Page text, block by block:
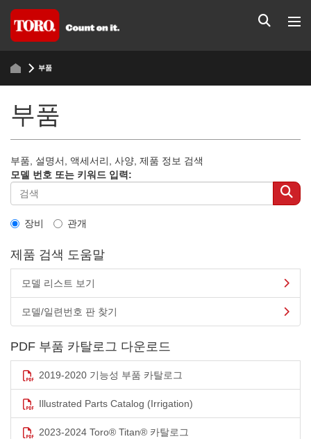
부품
부품
부품, 설명서, 액세서리, 사양, 제품 정보 검색
모델 번호 또는 키워드 입력:
장비 관개
제품 검색 도움말
모델 리스트 보기
모델/일련번호 판 찾기
PDF 부품 카탈로그 다운로드
2019-2020 기능성 부품 카탈로그
Illustrated Parts Catalog (Irrigation)
2023-2024 Toro® Titan® 카탈로그